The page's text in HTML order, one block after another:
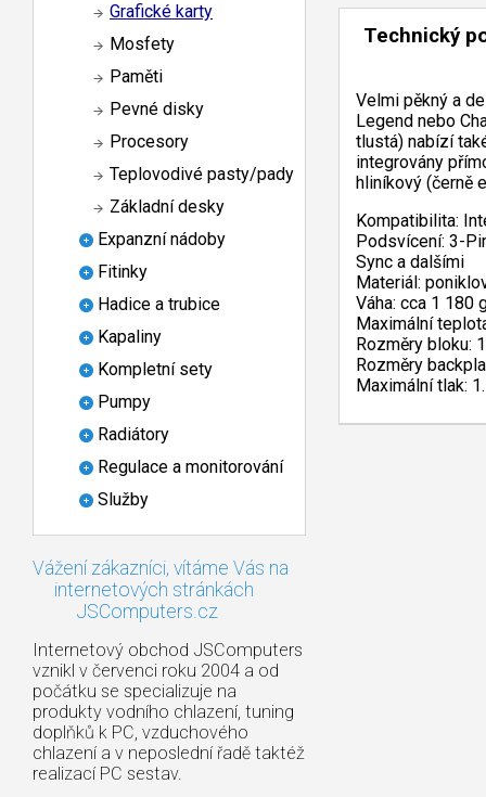
Grafické karty
Mosfety
Paměti
Pevné disky
Procesory
Teplovodivé pasty/pady
Základní desky
Expanzní nádoby
Fitinky
Hadice a trubice
Kapaliny
Kompletní sety
Pumpy
Radiátory
Regulace a monitorování
Služby
Vážení zákazníci, vítáme Vás na
internetových stránkách
JSComputers.cz
Internetový obchod JSComputers
vznikl v červenci roku 2004 a od
počátku se specializuje na
produkty vodního chlazení, tuning
doplňků k PC, vzduchového
chlazení a v neposlední řadě taktéž
realizací PC sestav.
Technický
Velmi pěkný a
Legend nebo
tlustá) nabízí
integrovány
hliníkový (černě
Kompatibilita:
Podsvícení: 3-
Sync a dalšími
Materiál:
Váha: cca 1 180
Maximální
Rozměry bloku:
Rozměry
Maximální tlak: